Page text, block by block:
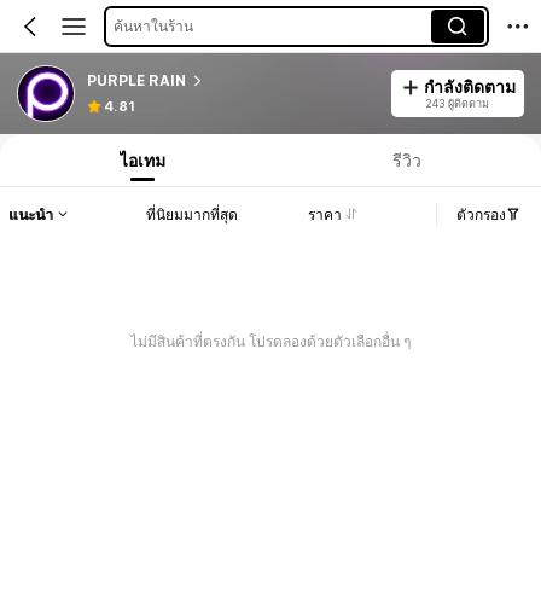
ค้นหาในร้าน
PURPLE RAIN
4.81
กำลังติดตาม
243 ผู้ติดตาม
ไอเทม รีวิว
แนะนำ ที่นิยมมากที่สุด ราคา ตัวกรอง
ไม่มีสินค้าที่ตรงกัน โปรดลองด้วยตัวเลือกอื่น ๆ